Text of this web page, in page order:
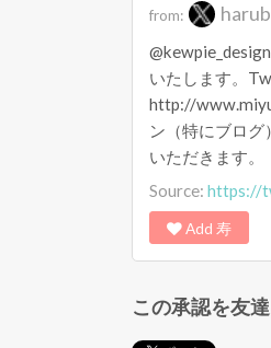
from:
いたします。
http://
ン（特にブロ
いただきます。
Source: https://
Add 寿
この承認を友